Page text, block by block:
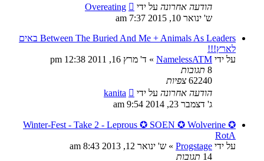
הודעה אחרונה על ידי
Overeating
ש' ינואר 10, 2015 7:37 am
Between The Buried And Me + Animals As Leaders באים
לארץ!!!
על ידי NamelessATM
» ד' מרץ 16, 2011 12:38 pm
8 תגובות
62240 צפיות
הודעה אחרונה על ידי
kanita
ג' דצמבר 23, 2014 9:54 am
Winter-Fest - Take 2 - Leprous ✪ SOEN ✪ Wolverine ✪
RotA
על ידי Progstage
» ש' ינואר 12, 2013 8:43 am
14 תגובות